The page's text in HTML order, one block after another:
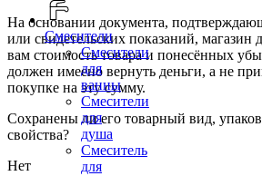
Смесители
Смесители
для
ванны
Смесители
для
душа
Смеситель
для
На основании документа,
или свидетельских показаний, магазин
вам стоимость товара и понесённых
должен имеено вернуть деньги, а не
покупке на эту сумму.
Сохранены ли его товарный вид,
свойства?
Нет